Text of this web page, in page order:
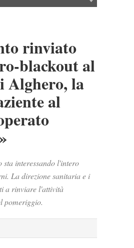
rinviato
blackout al
Alghero, la
al
sta interessando l'intero
La direzione sanitaria e i
a rinviare l'attività
pomeriggio.